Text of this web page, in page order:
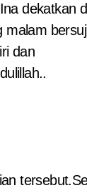
dekatkan
malam
dan